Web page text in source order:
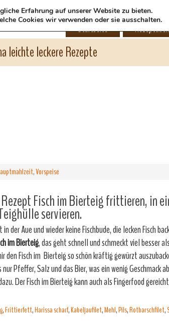
leichte leckere Rezepte
Startseite
,Vorspeise
Fisch im Bierteig frittieren, in
servieren.
der Aue und wieder keine Fischbude, die lecken Fisch
im Bierteig, das geht schnell und schmeckt viel besser
den Fisch im Bierteig so schön kräftig gewürzt
nur Pfeffer, Salz und das Bier, was ein wenig Geschmack
Der Fisch im Bierteig kann auch als Fingerfood
,Frittierfett,Harissa scharf,Kabeljaufilet,Mehl,Pils,Rotbarschfilet,
Erfahrung auf unserer Website zu bieten.
Cookies wir verwenden oder sie ausschalten.